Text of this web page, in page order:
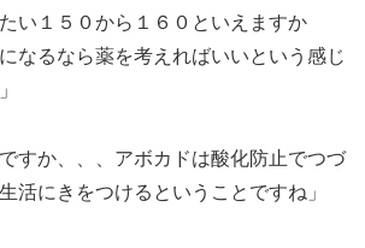
い１５０から１６０といえますか
なるなら薬を考えればいいという感じ
すか、、、アボカドは酸化防止でつづ
活にきをつけるということですね」